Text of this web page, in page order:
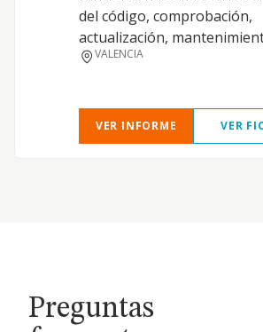
del código, comprobación,
actualización,
VALENCIA
VER INFORME VER
Preguntas